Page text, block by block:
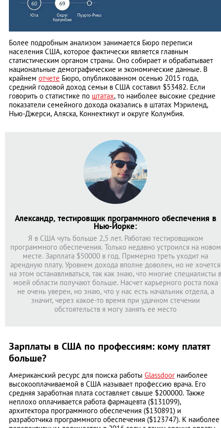
Более подробным анализом занимается Бюро переписи
населения США, которое фактически является главным
статистическим органом страны. Оно собирает и обрабатывает
национальные демографические и экономические данные. В
крайнем отчете Бюро, опубликованном осенью 2015 года,
средний годовой доход семьи в США составил $53482. Если
говорить о статистике по штатах, то наиболее высокие средние
показатели семейного дохода оказались в штатах Мэриленд,
Нью-Джерси, Аляска, Коннектикут и округе Колумбия.
Александр, тестировщик программного обеспечения в
Нью-Йорке:
Я в США чуть больше 2,5 лет. Работаю тестировщиком
программного обеспечения. Только недавно устроился на новом
месте. Зарплата $50000 в год. Примерно треть уходит на
арендную плату. Уровнем дохода вполне доволен, но не хочется
на этом останавливаться, так как знаю, что многие специалисты в
моей области получают больше. Насчет карьерного роста пока
не очень уверен, но знаю, что у нас есть начальник отдела, а
значит, через какое-то время при удачном стечении
обстоятельств я могу занять ее место
Зарплаты в США по профессиям: кому платят
больше?
Американский ресурс для поиска работы Glassdoor наиболее
высокооплачиваемой в США называет профессию врача. Его
средняя заработная плата составляет свыше $200000. Также
неплохо оплачивается работа фармацевта ($131099),
архитектора программного обеспечения ($130891) и
разработчика программного обеспечения ($123747). К наиболее